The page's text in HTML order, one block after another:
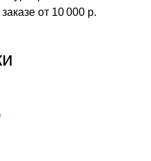
от 10 000 р.